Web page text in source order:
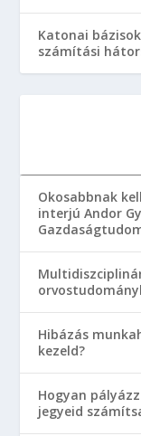
Katonai
számítási
Okosabbnak
interjú Andor
Hibázás
kezeld?
Hogyan
jegyeid